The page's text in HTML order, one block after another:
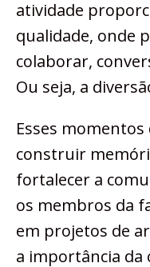
atividade
qualidade, onde
colaborar,
Ou seja, a
Esses
construir
fortalecer a
os membros da
em projetos de
a importância da